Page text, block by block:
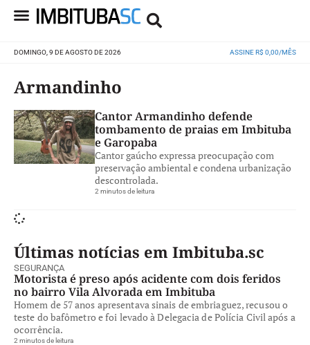
DOMINGO, 9 DE AGOSTO DE 2026 ASSINE R$ 0,00/MÊS
Armandinho
Cantor Armandinho defende
tombamento de praias em Imbituba
e Garopaba
Cantor gaúcho expressa preocupação com
preservação ambiental e condena urbanização
descontrolada.
2 minutos de leitura
Últimas notícias em Imbituba.sc
SEGURANÇA
Motorista é preso após acidente com dois feridos
no bairro Vila Alvorada em Imbituba
Homem de 57 anos apresentava sinais de embriaguez, recusou o
teste do bafômetro e foi levado à Delegacia de Polícia Civil após a
ocorrência.
2 minutos de leitura